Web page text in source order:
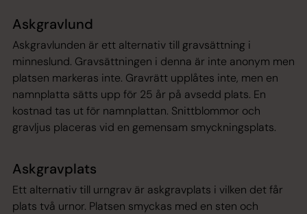
Askgravlund
Askgravlunden är ett alternativ till gravsättning i
minneslund. Gravsättningen i denna är inte anonym men
platsen markeras inte. Gravrätt upplåtes inte, men en
namnplatta sätts upp för 25 år på avsedd plats. En
kostnad tas ut för namnplattan. Snittblommor och
gravljus placeras vid en gemensam smyckningsplats.
Askgravplats
Ett alternativ till urngrav är askgravplats i vilken det får
plats två urnor. Platsen smyckas med en sten och